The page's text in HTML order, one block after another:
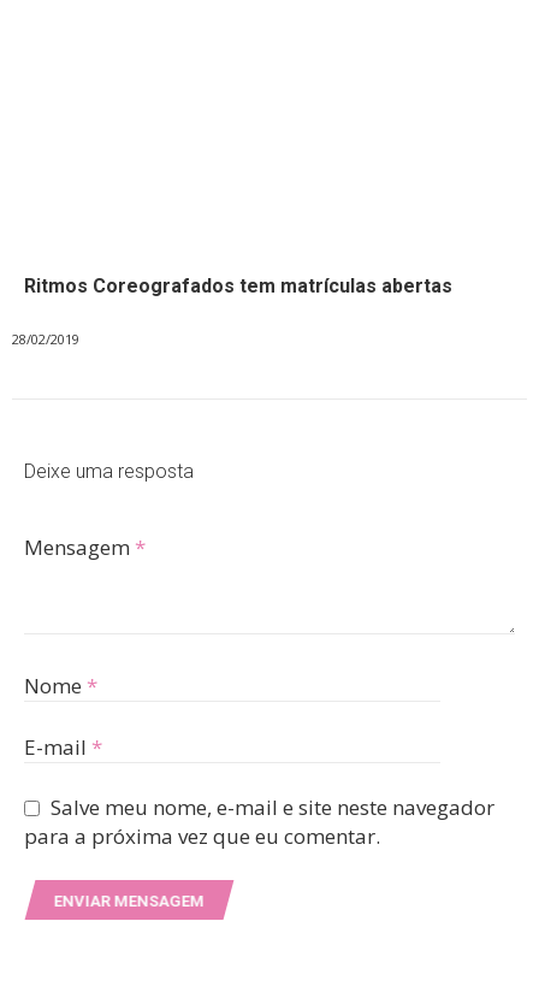
Ritmos Coreografados tem matrículas abertas
28/02/2019
Deixe uma resposta
Mensagem *
Nome *
E-mail *
Salve meu nome, e-mail e site neste navegador
para a próxima vez que eu comentar.